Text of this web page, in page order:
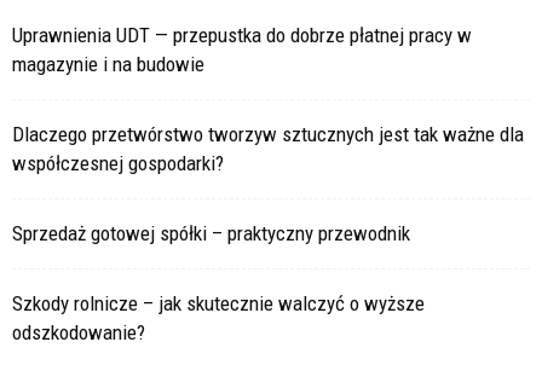
Uprawnienia UDT — przepustka do dobrze płatnej pracy w
magazynie i na budowie
Dlaczego przetwórstwo tworzyw sztucznych jest tak ważne dla
współczesnej gospodarki?
Sprzedaż gotowej spółki – praktyczny przewodnik
Szkody rolnicze – jak skutecznie walczyć o wyższe
odszkodowanie?